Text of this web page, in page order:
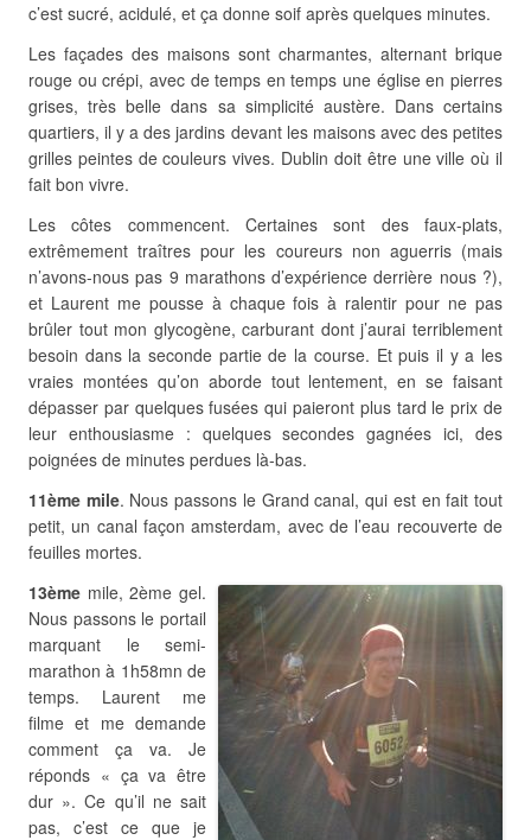
c’est sucré, acidulé, et ça donne soif après quelques minutes.
Les façades des maisons sont charmantes, alternant brique
rouge ou crépi, avec de temps en temps une église en pierres
grises, très belle dans sa simplicité austère. Dans certains
quartiers, il y a des jardins devant les maisons avec des petites
grilles peintes de couleurs vives. Dublin doit être une ville où il
fait bon vivre.
Les côtes commencent. Certaines sont des faux-plats,
extrêmement traîtres pour les coureurs non aguerris (mais
n’avons-nous pas 9 marathons d’expérience derrière nous ?),
et Laurent me pousse à chaque fois à ralentir pour ne pas
brûler tout mon glycogène, carburant dont j’aurai terriblement
besoin dans la seconde partie de la course. Et puis il y a les
vraies montées qu’on aborde tout lentement, en se faisant
dépasser par quelques fusées qui paieront plus tard le prix de
leur enthousiasme : quelques secondes gagnées ici, des
poignées de minutes perdues là-bas.
11ème mile. Nous passons le Grand canal, qui est en fait tout
petit, un canal façon amsterdam, avec de l’eau recouverte de
feuilles mortes.
13ème mile, 2ème gel.
Nous passons le portail
marquant le semi-
marathon à 1h58mn de
temps. Laurent me
filme et me demande
comment ça va. Je
réponds « ça va être
dur ». Ce qu’il ne sait
pas, c’est ce que je